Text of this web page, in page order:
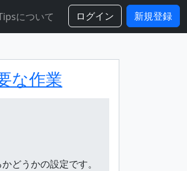
について ログイン
新規登録
な作業
どうかの設定です。